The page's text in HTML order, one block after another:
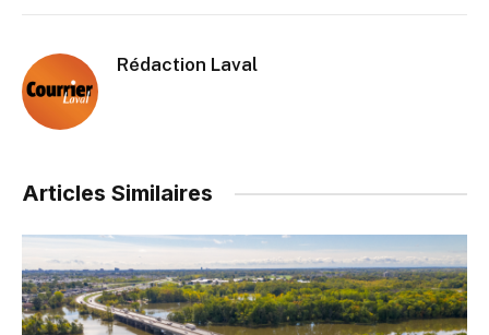
Rédaction Laval
Articles Similaires